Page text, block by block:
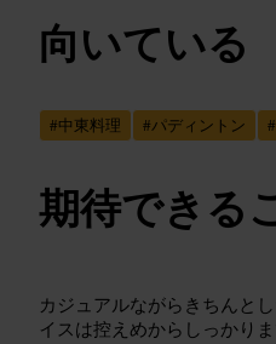
向いている
#中東料理 #パディントン #
期待できる
カジュアルながらきちんと
イスは控えめからしっかり